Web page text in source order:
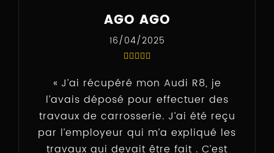
AGO AGO
16/04/2025
J’ai récupéré mon Audi R8, je
l’avais déposé pour effectuer des
travaux de carrosserie. J’ai été reçu
par l’employeur qui m’a expliqué les
travaux qui devait être fait . C’est